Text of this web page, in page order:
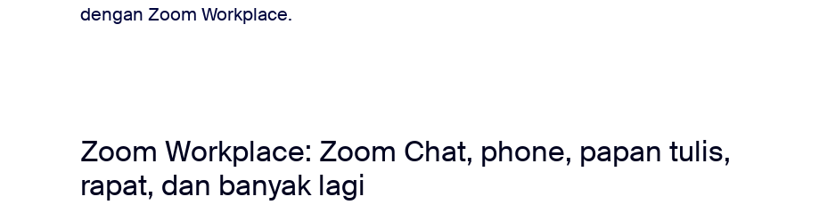
dengan Zoom Workplace.
Zoom Workplace: Zoom Chat, phone, papan tulis,
rapat, dan banyak lagi